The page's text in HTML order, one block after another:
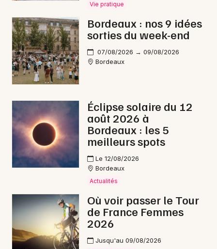
Cirque en Nouvelle-Aquitaine
Artistes en tournée
Actus à Bazas
Magazine à Bazas
Vie pratique
Bordeaux : nos 9 idées
sorties du week-end
07/08/2026 → 09/08/2026
Bordeaux
Éclipse solaire du 12
août 2026 à
Bordeaux : les 5
meilleurs spots
Le 12/08/2026
Bordeaux
Actualités
Où voir passer le Tour
de France Femmes
2026
Jusqu'au 09/08/2026